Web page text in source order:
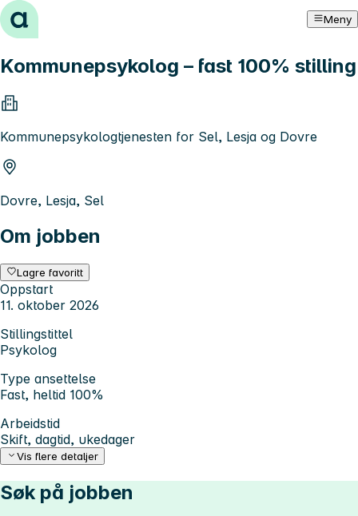
Hopp til innhold Meny
Kommunepsykolog – fast 100% stilling
Kommunepsykologtjenesten for Sel, Lesja og Dovre
Dovre, Lesja, Sel
Om jobben
Lagre favoritt
Oppstart
11. oktober 2026
Stillingstittel
Psykolog
Type ansettelse
Fast, heltid 100%
Arbeidstid
Skift, dagtid, ukedager
Vis flere detaljer
Søk på jobben